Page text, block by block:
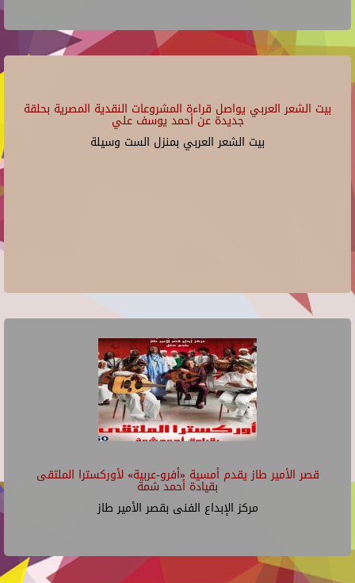
بيت الشعر العربي يواصل قراءة المشروعات النقدية المصرية بحلقة
جديدة عن أحمد يوسف علي
بيت الشعر العربي بمنزل الست وسيلة
قصر الأمير طاز يقدم أمسية «أفرو-عربية» لأوركسترا الملتقى
بقيادة أحمد شمة
مركز الإبداع الفنى بقصر الأمير طاز